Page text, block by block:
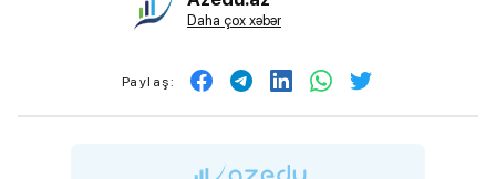
Daha çox xəbər
Paylaş: